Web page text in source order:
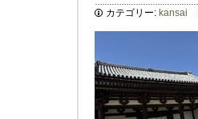
カテゴリー: kansai